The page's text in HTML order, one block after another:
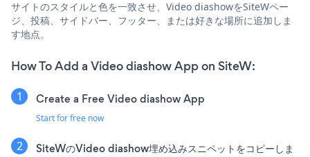
サイトのスタイルと色を一致させ、Video diashowをSiteWペー
ジ、投稿、サイドバー、フッター、または好きな場所に追加しま
す地点。
How To Add a Video diashow App on SiteW:
Create a Free Video diashow App
Start for free now
SiteWのVideo diashow埋め込みスニペットをコピーしま